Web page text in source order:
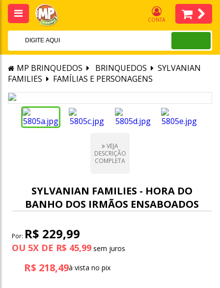
CONTA
MP BRINQUEDOS BRINQUEDOS
SYLVANIAN
FAMILIES
FAMÍLIAS E PERSONAGENS
VEJA
DESCRIÇÃO
COMPLETA
SYLVANIAN FAMILIES - HORA DO
BANHO DOS IRMÃOS ENSABOADOS
Por: R$ 229,99
OU 5X DE R$ 45,99
R$ 218,49à vista no pix